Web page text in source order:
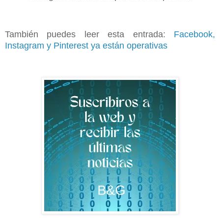
También puedes leer esta entrada: Facebook,
Instagram y Pinterest ya están operativas